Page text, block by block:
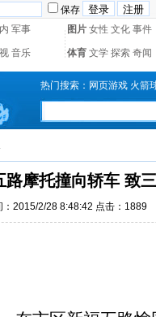
保存
军事 图片 女性 文化 事件
音乐 体育 文学 探索 奇闻
热门搜索： 网页游戏 火箭
路摩托撞向轿车 致
：2015/2/28 8:48:42 点击：1889